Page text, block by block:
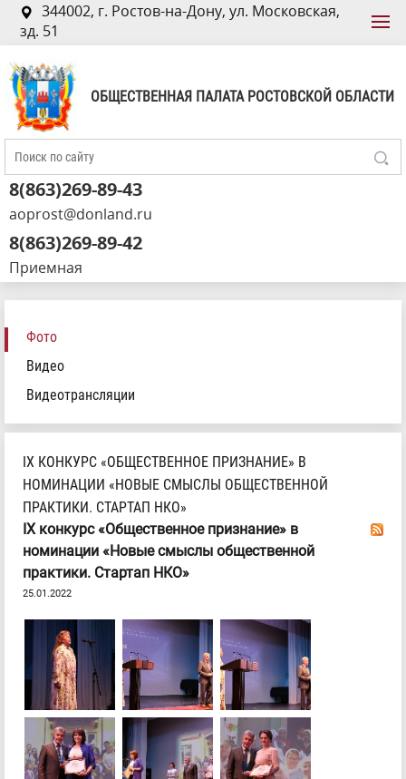
344002, г. Ростов-на-Дону, ул. Московская,
зд. 51
ОБЩЕСТВЕННАЯ ПАЛАТА РОСТОВСКОЙ ОБЛАСТИ
8(863)269-89-43
aoprost@donland.ru
8(863)269-89-42
Приемная
Фото
Видео
Видеотрансляции
IХ КОНКУРС «ОБЩЕСТВЕННОЕ ПРИЗНАНИЕ» В
НОМИНАЦИИ «НОВЫЕ СМЫСЛЫ ОБЩЕСТВЕННОЙ
ПРАКТИКИ. СТАРТАП НКО»
IХ конкурс «Общественное признание» в
номинации «Новые смыслы общественной
практики. Стартап НКО»
25.01.2022